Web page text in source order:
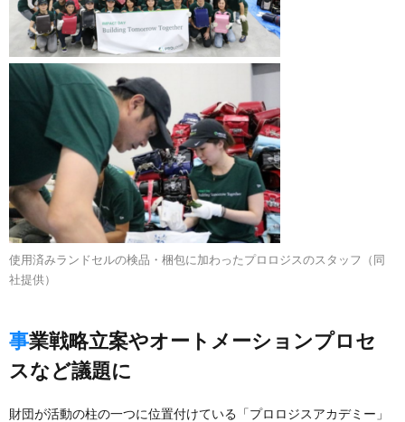
使用済みランドセルの検品・梱包に加わったプロロジスのスタッフ（同
社提供）
事業戦略立案やオートメーションプロセ
スなど議題に
財団が活動の柱の一つに位置付けている「プロロジスアカデミー」